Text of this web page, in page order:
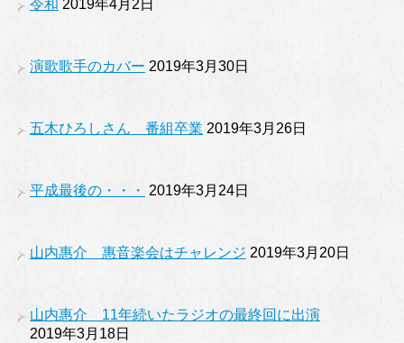
令和 2019年4月2日
演歌歌手のカバー 2019年3月30日
五木ひろしさん 番組卒業 2019年3月26日
平成最後の・・・ 2019年3月24日
山内惠介 惠音楽会はチャレンジ 2019年3月20日
山内惠介 11年続いたラジオの最終回に出演
2019年3月18日